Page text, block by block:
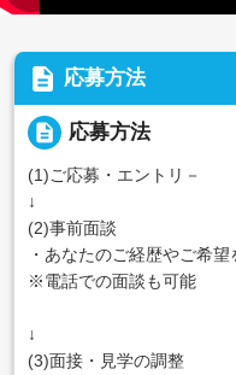
description 応募方法
description 応募方法
(1)ご応募・エントリ－
↓
(2)事前面談
・あなたのご経歴やご希
※電話での面談も可能
↓
(3)面接・見学の調整